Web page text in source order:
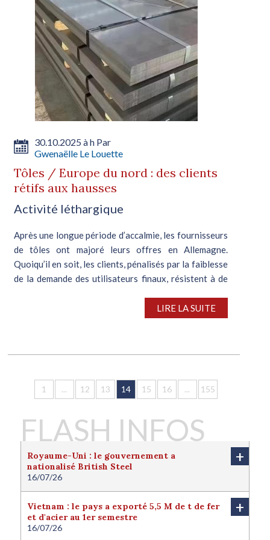
30.10.2025 à h Par
Gwenaëlle Le Louette
Tôles / Europe du nord : des clients
rétifs aux hausses
Activité léthargique
Après une longue période d’accalmie, les fournisseurs
de tôles ont majoré leurs offres en Allemagne.
Quoiqu’il en soit, les clients, pénalisés par la faiblesse
de la demande des utilisateurs finaux, résistent à de
LIRE LA SUITE
1 ... 12 13 14 15 16 ... 155
FLASH INFOS
Royaume-Uni : le gouvernement a
nationalisé British Steel
16/07/26
+
Le Royaume-Uni a nationalisé British Steel afin de
protéger l'avenir de la filière sidérurgique locale.
Londres juge cette nationalisation nécessaire pour
protéger l'intérêt national du pays. Le
gouvernement a ainsi finalisé la reprise d’une
Vietnam : le pays a exporté 5,5 M de t de fer
et d'acier au 1er semestre
16/07/26
+